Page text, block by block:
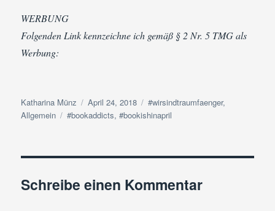
WERBUNG
Folgenden Link kennzeichne ich gemäß § 2 Nr. 5 TMG als
Werbung:
Autor
Katharina Münz
Veröffentlicht
am
April 24, 2018 Kategorien
#wirsindtraumfaenger,
Allgemein
Schlagwörter
#bookaddicts,#bookishinapril
Schreibe einen Kommentar